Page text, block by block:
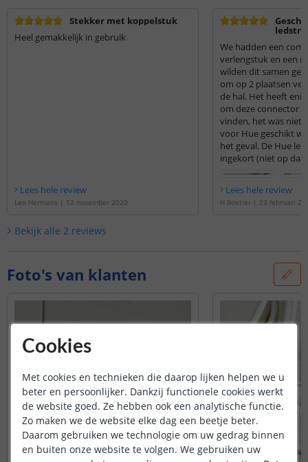
Stekker met koppelstuk
Heel gemakkelijk in gebruik
Lees hele review
Leo Hermans | 12 november 2020
We hadden een
verlengstuk en een
wilden dit samen
om op 2 plaatsen
de hal. Het heeft enig speurwerk gekost
om deze connector
vinden, het was niet
voor Hue geschikt
het geval. De Hue ledstrip hebben we
ingekort (niet op
filmpje: https://
v=IREY56H9MJU )
samen met de Hue
konden we ons
Hue ledstrips te
tevreden!
Lees hele review
H Boetier| 23 februari
Bekijk alle 2 reviews
Foto's van klanten
Cookies
Met cookies en technieken die daarop lijken helpen we u
beter en persoonlijker. Dankzij functionele cookies werkt
de website goed. Ze hebben ook een analytische functie.
Zo maken we de website elke dag een beetje beter.
Daarom gebruiken we technologie om uw gedrag binnen
en buiten onze website te volgen. We gebruiken uw